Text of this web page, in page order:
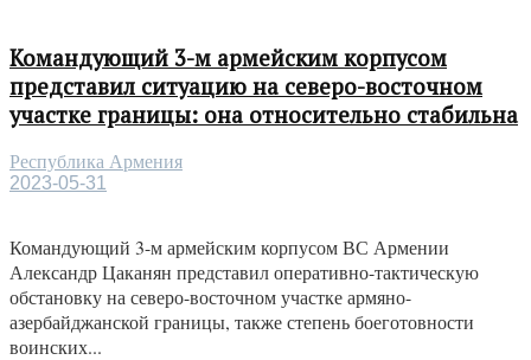
Командующий 3-м армейским корпусом
представил ситуацию на северо-восточном
участке границы: она относительно стабильна
Республика Армения
2023-05-31
Командующий 3-м армейским корпусом ВС Армении
Александр Цаканян представил оперативно-тактическую
обстановку на северо-восточном участке армяно-
азербайджанской границы, также степень боеготовности
воинских...